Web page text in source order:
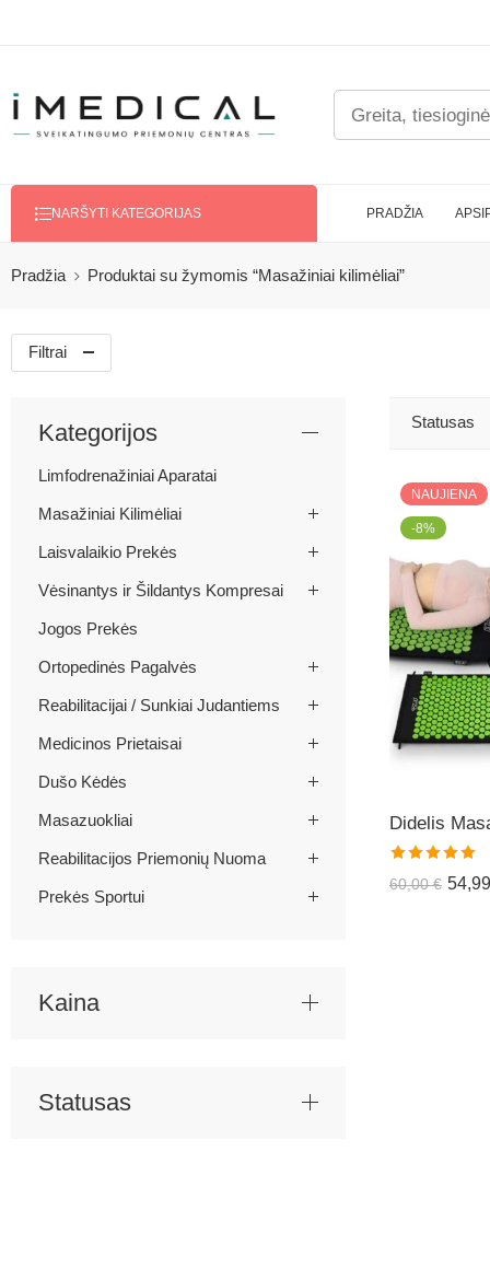
NARŠYTI KATEGORIJAS PRADŽIA
Pradžia Produktai su žymomis “Masažiniai kilimėliai”
Filtrai
Statusas
NAUJIENA
-8%
Įvertinimas:
60,00€ 54,99
Kategorijos
Limfodrenažiniai Aparatai
Masažiniai Kilimėliai
Laisvalaikio Prekės
Vėsinantys ir Šildantys Kompresai
Jogos Prekės
Ortopedinės Pagalvės
Reabilitacijai / Sunkiai Judantiems
Medicinos Prietaisai
Dušo Kėdės
Masazuokliai
Reabilitacijos Priemonių Nuoma
Prekės Sportui
Kaina
Statusas